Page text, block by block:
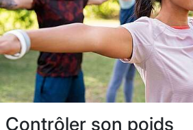
Contrôler son poids